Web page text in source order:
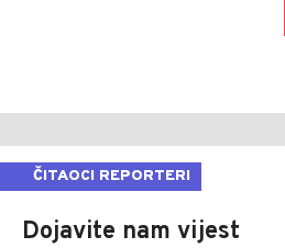
ČITAOCI REPORTERI
Dojavite nam vijest